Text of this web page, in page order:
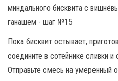
Пока бисквит остывает,
соедините в сотейнике сливки
Отправьте смесь на умеренный